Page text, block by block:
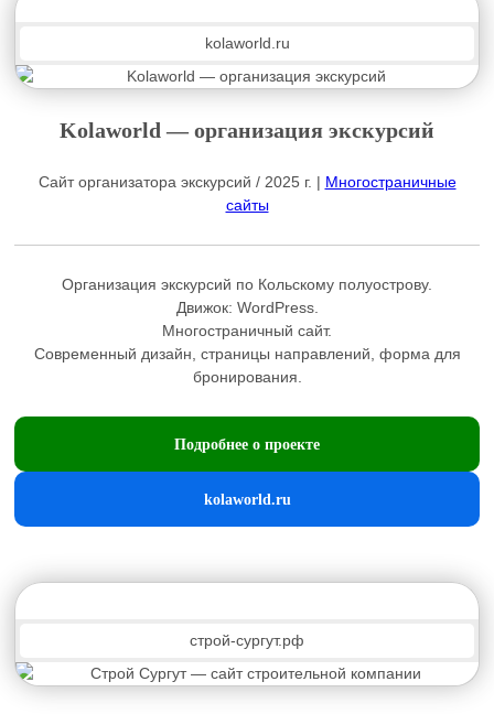
kolaworld.ru
Kolaworld — организация экскурсий
Сайт организатора экскурсий / 2025 г. | Многостраничные
сайты
Организация экскурсий по Кольскому полуострову.
Движок: WordPress.
Многостраничный сайт.
Современный дизайн, страницы направлений, форма для
бронирования.
Подробнее о проекте
kolaworld.ru
строй-сургут.рф